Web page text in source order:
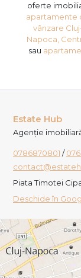
oferte
apartamente
vânzare
Napoca,
sau
Estate Hub
Agenție
0786870801 /
Piata Timotei
Deschide în